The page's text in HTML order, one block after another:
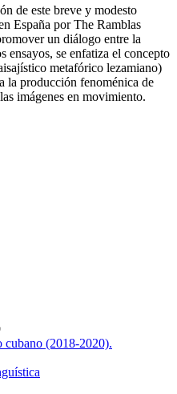
de este breve y modesto
España por The Ramblas
un diálogo entre la
ensayos, se enfatiza el concepto
metafórico lezamiano)
la producción fenoménica de
imágenes en movimiento.